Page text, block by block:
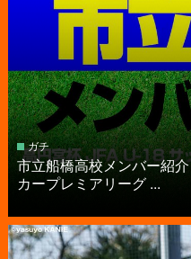
ガチ
市立船橋高校メンバー紹
カープレミアリーグ ...